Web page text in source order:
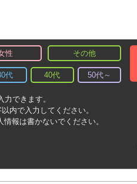
性 その他
代 40代 50代～
できます。
内で入力してください。
報は書かないでください。